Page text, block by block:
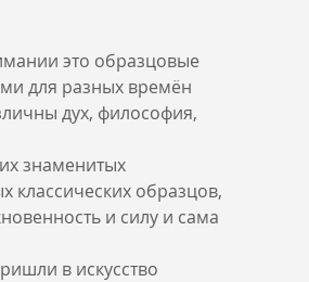
это образцовые
для разных времён
дух, философия,
знаменитых
классических образцов,
и силу и сама
в искусство